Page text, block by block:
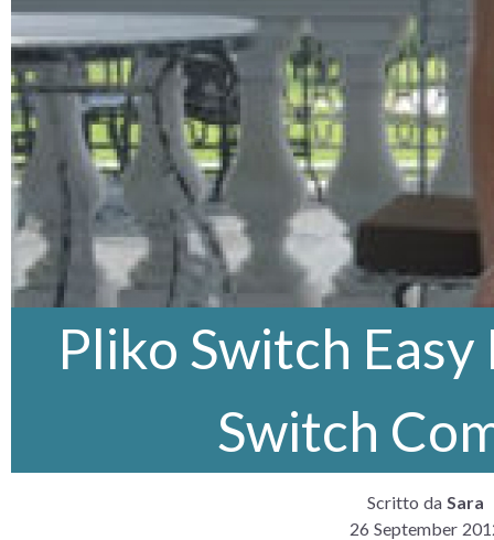
Pliko Switch
Switch
Scritto da Sara
26 September